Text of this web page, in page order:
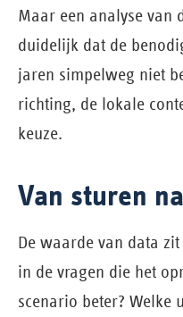
Maar een analyse van
duidelijk dat de
jaren simpelweg niet
richting, de lokale
keuze.
Van sturen
De waarde van data
in de vragen die het
scenario beter? Welke